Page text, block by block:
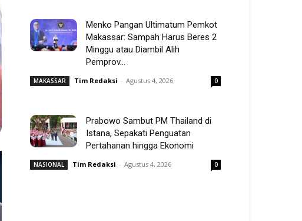
Menko Pangan Ultimatum Pemkot
Makassar: Sampah Harus Beres 2
Minggu atau Diambil Alih
Pemprov...
MAKASSAR Tim Redaksi - Agustus 4, 2026 0
Prabowo Sambut PM Thailand di
Istana, Sepakati Penguatan
Pertahanan hingga Ekonomi
NASIONAL Tim Redaksi - Agustus 4, 2026 0